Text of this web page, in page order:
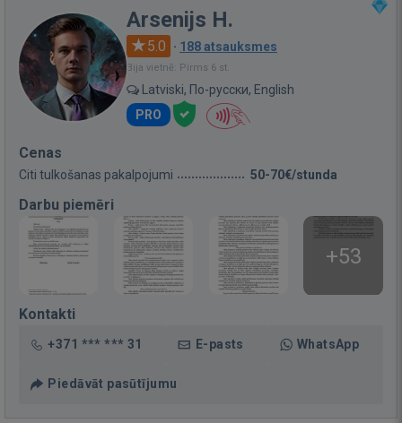
Arsenijs H.
5.0 · 188 atsauksmes
Bija vietnē: Pirms 6 st.
Latviski, По-русски, English
PRO
Cenas
Citi tulkošanas pakalpojumi 50-70€/stunda
Darbu piemēri
+53
Kontakti
+371 *** *** 31 E-pasts WhatsApp
Piedāvāt pasūtījumu